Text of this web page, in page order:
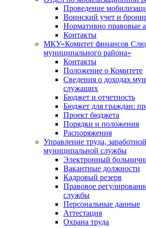
Проведение
Воинский учет и
Нормативно правовые
Контакты
МКУ«Комитет финансов
муниципального района»
Контакты
Положение о Комитете
Сведения о доходах
служащих
Бюджет и отчетность
Бюджет для граждан:
Проект бюджета
Порядки и положения
Распоряжения
Управление труда,
муниципальной службы
Электронный
Вакантные должности
Кадровый резерв
Правовое
службы
Персональные данные
Аттестация
Охрана труда